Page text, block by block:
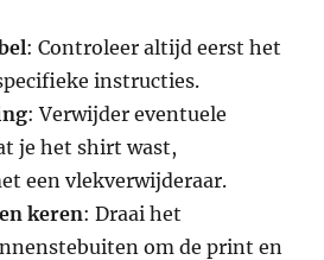
: Controleer altijd eerst het
instructies.
: Verwijder eventuele
je het shirt wast,
een vlekverwijderaar.
keren: Draai het
om de print en